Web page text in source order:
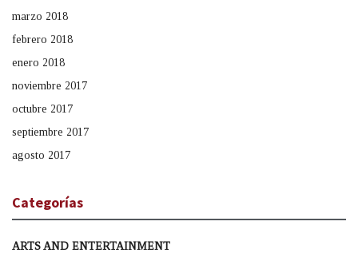
marzo 2018
febrero 2018
enero 2018
noviembre 2017
octubre 2017
septiembre 2017
agosto 2017
Categorías
ARTS AND ENTERTAINMENT